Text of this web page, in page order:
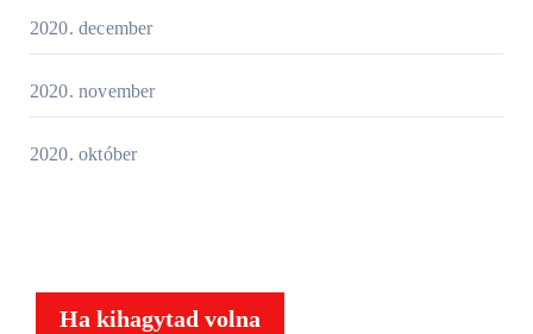
2020. december
2020. november
2020. október
Ha kihagytad volna